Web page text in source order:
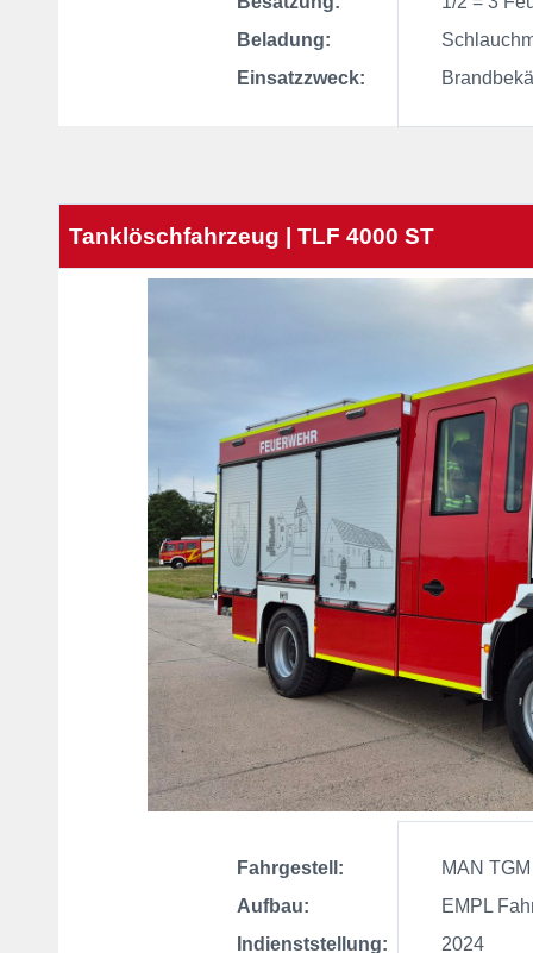
Beladung:
Einsatzzweck:
Tanklöschfahrzeug | TLF 4000 ST
Fahrgestell:
Aufbau:
Indienststellung:
MAN TGM
EMPL
2024